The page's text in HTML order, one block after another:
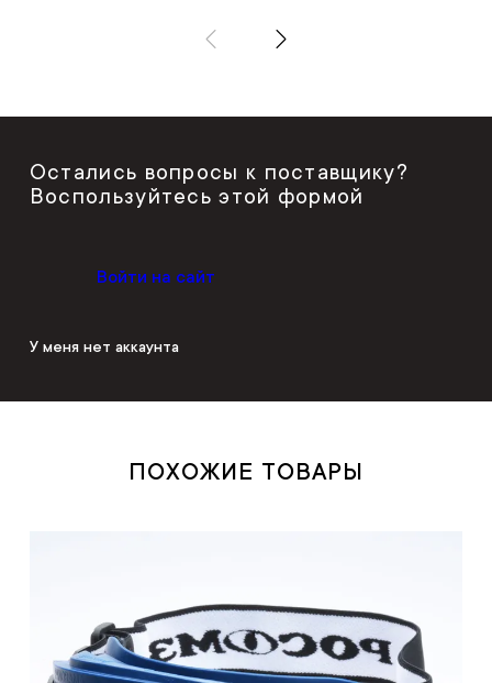
Остались вопросы к поставщику?
Воспользуйтесь этой формой
Войти на сайт
У меня нет аккаунта
ПОХОЖИЕ ТОВАРЫ